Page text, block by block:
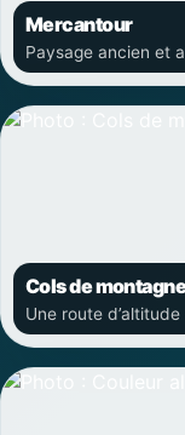
Mercantour
Paysage ancien et
Cols de
Une route